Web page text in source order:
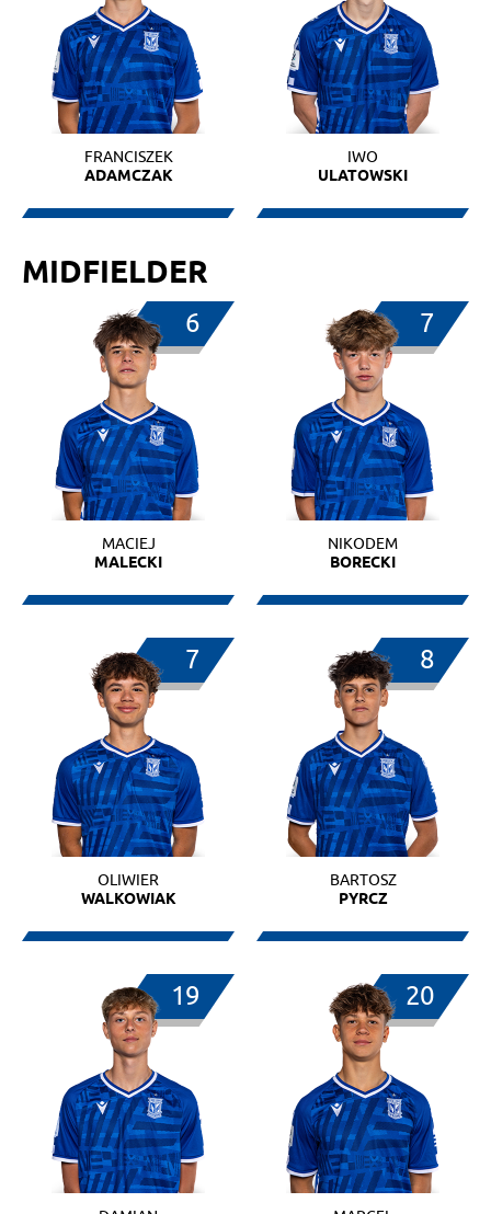
FRANCISZEK
ADAMCZAK
IWO
ULATOWSKI
MIDFIELDER
6
MACIEJ
MALECKI
7
NIKODEM
BORECKI
7
OLIWIER
WALKOWIAK
8
BARTOSZ
PYRCZ
19 20